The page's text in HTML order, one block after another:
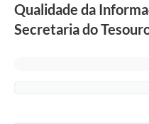
Qualidade da
Secretaria do